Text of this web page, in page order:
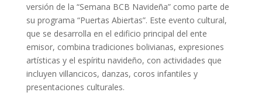
versión de la “Semana BCB Navideña” como parte de
su programa “Puertas Abiertas”. Este evento cultural,
que se desarrolla en el edificio principal del ente
emisor, combina tradiciones bolivianas, expresiones
artísticas y el espíritu navideño, con actividades que
incluyen villancicos, danzas, coros infantiles y
presentaciones culturales.